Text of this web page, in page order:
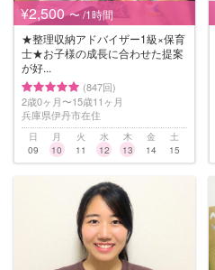
¥2,500 〜 /1時間
★整理収納アドバイザー1級×保育
士★お子様の成長に合わせた提案
が好...
(847回)
2歳0ヶ月〜15歳11ヶ月
兵庫県伊丹市在住
日
09
月
10
火
11
水
12
木
13
金
14
土
15